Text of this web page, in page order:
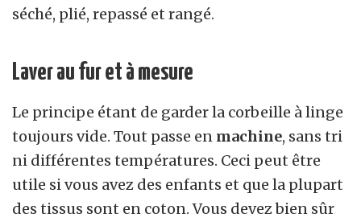
séché, plié, repassé et rangé.
Laver au fur et à mesure
Le principe étant de garder la corbeille à linge
toujours vide. Tout passe en machine, sans tri
ni différentes températures. Ceci peut être
utile si vous avez des enfants et que la plupart
des tissus sont en coton. Vous devez bien sûr